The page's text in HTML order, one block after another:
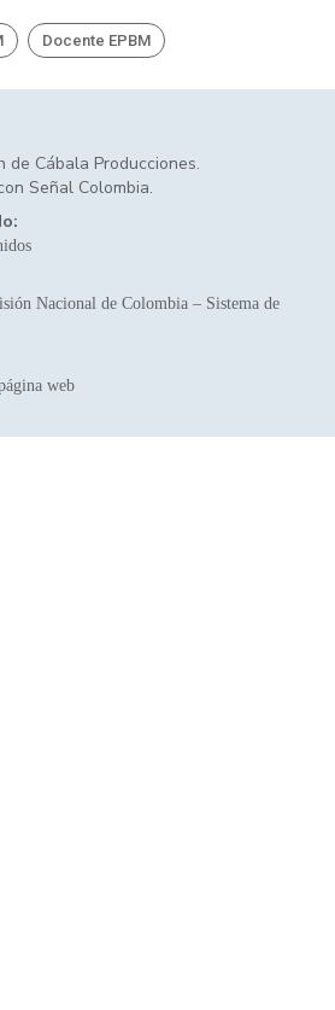
Docente EPBM
de Cábala Producciones.
Señal Colombia.
Nacional de Colombia – Sistema de
web